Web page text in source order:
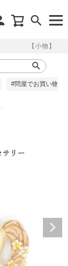
【小物】
#問屋でお買い物